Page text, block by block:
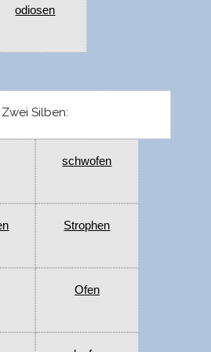
odiosen
Zwei Silben:
schwofen
Strophen
Ofen